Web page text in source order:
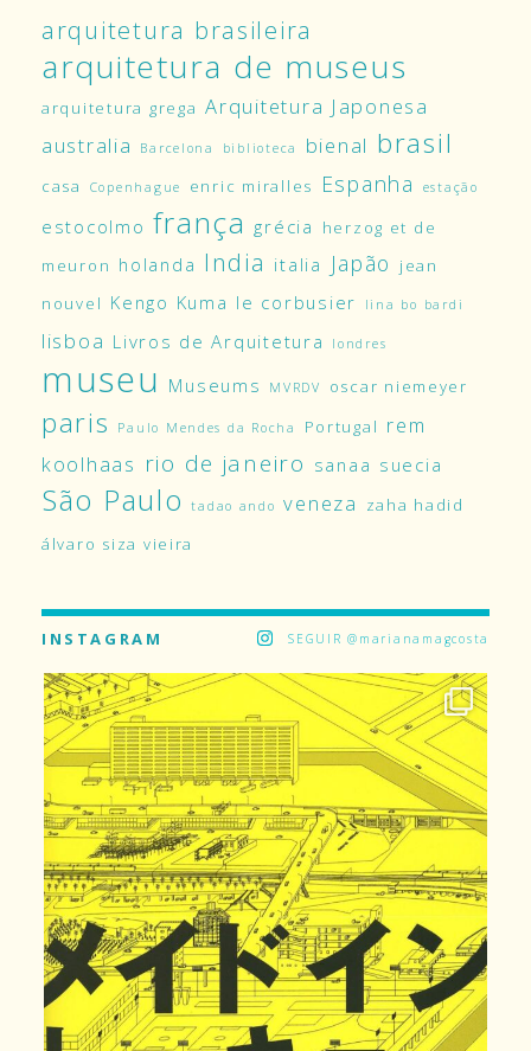
arquitetura brasileira
arquitetura de museus
arquitetura grega Arquitetura Japonesa
australia
Barcelona biblioteca bienal brasil
casa Copenhague enric miralles Espanha estação
estocolmo frança grécia
herzog et de
meuron holanda India italia Japão
jean
nouvel Kengo Kuma le corbusier lina bo bardi
lisboa Livros de Arquitetura londres
museu Museums MVRDV oscar niemeyer
paris Paulo Mendes da Rocha Portugal rem
koolhaas rio de janeiro sanaa suecia
São Paulo tadao ando veneza
zaha hadid
álvaro siza vieira
INSTAGRAM SEGUIR @marianamagcosta